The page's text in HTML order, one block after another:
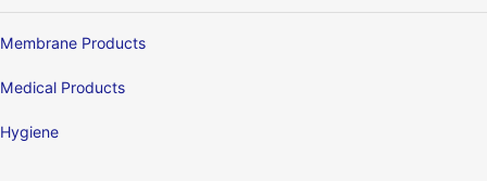
Membrane Products
Medical Products
Hygiene